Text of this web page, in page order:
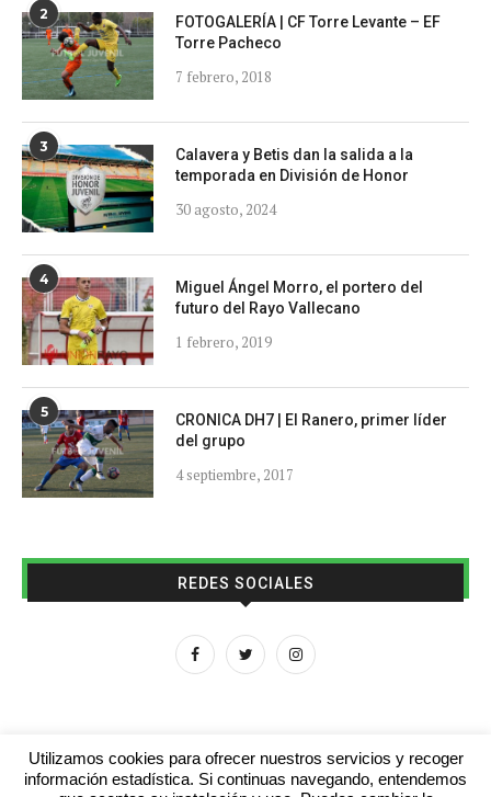
2
FOTOGALERÍA | CF Torre Levante – EF
Torre Pacheco
7 febrero, 2018
3
Calavera y Betis dan la salida a la
temporada en División de Honor
30 agosto, 2024
4
Miguel Ángel Morro, el portero del
futuro del Rayo Vallecano
1 febrero, 2019
5
CRONICA DH7 | El Ranero, primer líder
del grupo
4 septiembre, 2017
REDES SOCIALES
Utilizamos cookies para ofrecer nuestros servicios y recoger
información estadística. Si continuas navegando, entendemos